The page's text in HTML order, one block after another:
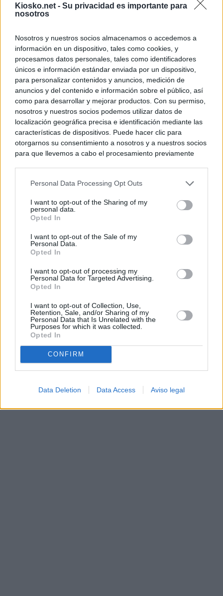
Kiosko.net - Su privacidad es importante para
nosotros
Nosotros y nuestros socios almacenamos o accedemos a
información en un dispositivo, tales como cookies, y
procesamos datos personales, tales como identificadores
únicos e información estándar enviada por un dispositivo,
para personalizar contenidos y anuncios, medición de
anuncios y del contenido e información sobre el público, así
como para desarrollar y mejorar productos. Con su permiso,
nosotros y nuestros socios podemos utilizar datos de
localización geográfica precisa e identificación mediante las
características de dispositivos. Puede hacer clic para
otorgarnos su consentimiento a nosotros y a nuestros socios
para que llevemos a cabo el procesamiento previamente
negar su consentimiento. Tenga en cuenta que algún
de su consentimiento, pero usted tiene el derecho de
rechazar tal procesamiento. Sus preferencias se aplicarán
cualquier momento entrando de nuevo en este sitio web o
visitando nuestra política de privacidad.
Personal Data Processing Opt Outs
I want to opt-out of the Sharing of my
personal data.
Opted In
I want to opt-out of the Sale of my
Personal Data.
Opted In
I want to opt-out of processing my
Personal Data for Targeted Advertising.
Opted In
I want to opt-out of Collection, Use,
Retention, Sale, and/or Sharing of my
Personal Data that Is Unrelated with the
Purposes for which it was collected.
Opted In
CONFIRM
Data Deletion Data Access Aviso legal